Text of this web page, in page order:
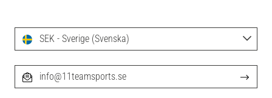
SEK - Sverige (Svenska)
info@11teamsports.se